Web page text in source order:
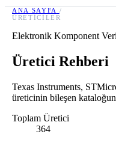
ANA SAYFA /
ÜRETICILER
Elektronik Komponent
Üretici Rehberi
Texas Instruments,
üreticinin bileşen
Toplam Üretici
364